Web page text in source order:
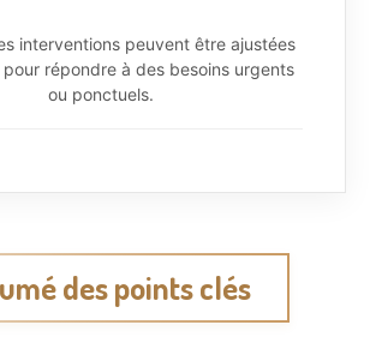
interventions peuvent être ajustées
répondre à des besoins urgents
ou ponctuels.
des points clés